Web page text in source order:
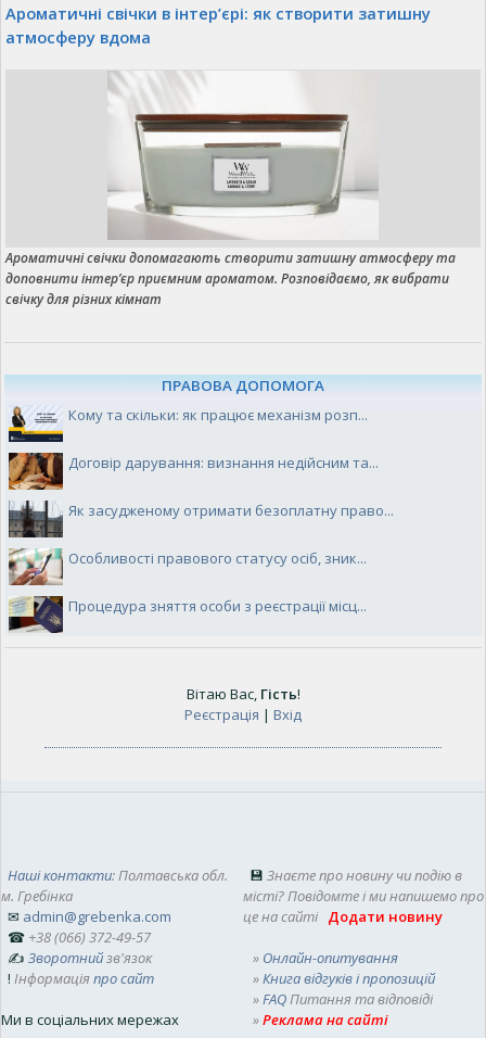
Ароматичні свічки в інтер’єрі: як створити затишну
атмосферу вдома
Ароматичні свічки допомагають створити затишну атмосферу та
доповнити інтер’єр приємним ароматом. Розповідаємо, як вибрати
свічку для різних кімнат
ПРАВОВА ДОПОМОГА
Кому та скільки: як працює механізм розп...
Договір дарування: визнання недійсним та...
Як засудженому отримати безоплатну право...
Особливості правового статусу осіб, зник...
Процедура зняття особи з реєстрації місц...
Вітаю Вас, Гість!
Реєстрація | Вхід
Наші контакти: Полтавська обл.
м. Гребінка
✉ admin@grebenka.com
☎ +38 (066) 372-49-57
✍ Зворотнийзв'язок
! Інформаціяпро сайт
Ми в соціальних мережах
💾 Знаєте про новину чи подію в
місті? Повідомте і ми напишемо про
це на сайті Додати новину
» Онлайн-опитування
»Книга відгуків і пропозицій
»FAQПитання та відповіді
»Реклама на сайті